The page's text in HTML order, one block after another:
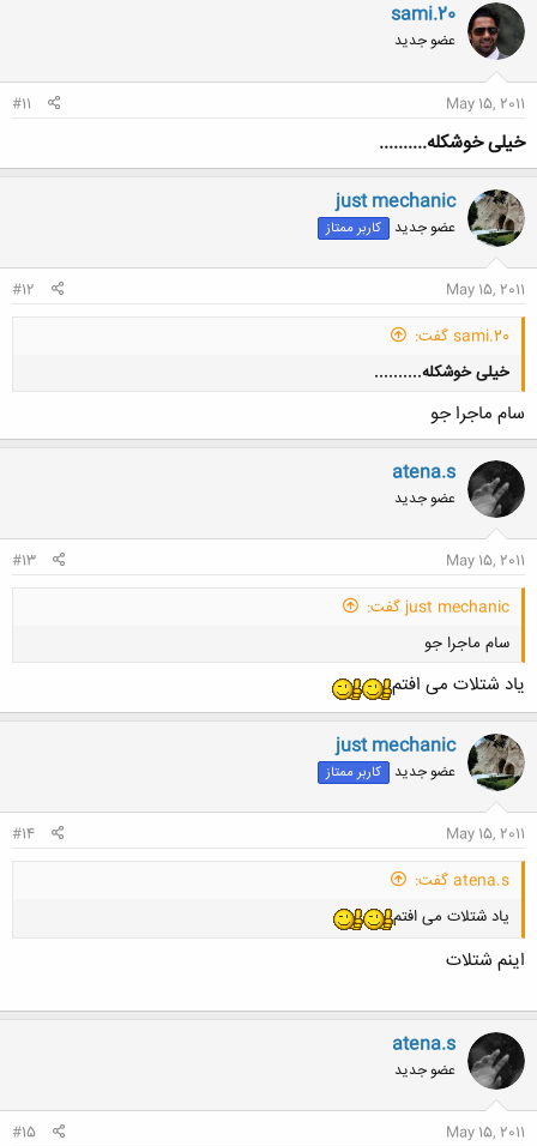
sami.20
عضو جدید
May 15, 2011
#11
خیلی خوشکله..........
just mechanic
عضو جدید کاربر ممتاز
May 15, 2011
#12
sami.20 گفت:
خیلی خوشکله..........
سام ماجرا جو
atena.s
عضو جدید
May 15, 2011
#13
just mechanic گفت:
سام ماجرا جو
یاد شتلات می افتم
just mechanic
عضو جدید کاربر ممتاز
May 15, 2011
#14
atena.s گفت:
یاد شتلات می افتم
اینم شتلات
atena.s
عضو جدید
May 15, 2011
#15